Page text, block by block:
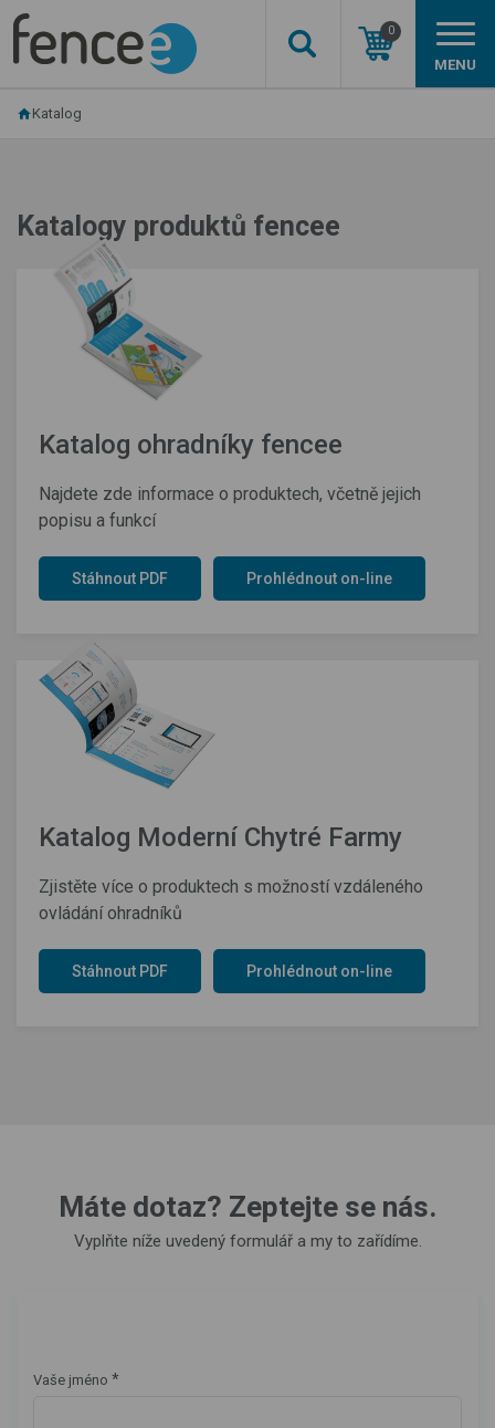
0
MENU
Katalog
Katalogy produktů fencee
Katalog ohradníky fencee
Najdete zde informace o produktech, včetně jejich
popisu a funkcí
Stáhnout PDF Prohlédnout on-line
Katalog Moderní Chytré Farmy
Zjistěte více o produktech s možností vzdáleného
ovládání ohradníků
Stáhnout PDF Prohlédnout on-line
Máte dotaz? Zeptejte se nás.
Vyplňte níže uvedený formulář a my to zařídíme.
Vaše jméno *